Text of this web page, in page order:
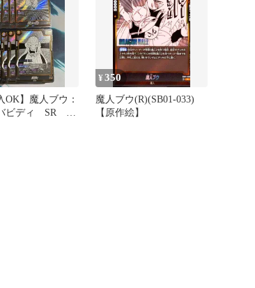
OK】魔人ブウ：
ビディ SR マ
¥350
魔人ブウ(R)(SB01-033)
【原作絵】